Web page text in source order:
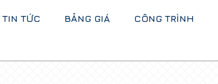
TIN TỨC BẢNG GIÁ CÔNG TRÌNH